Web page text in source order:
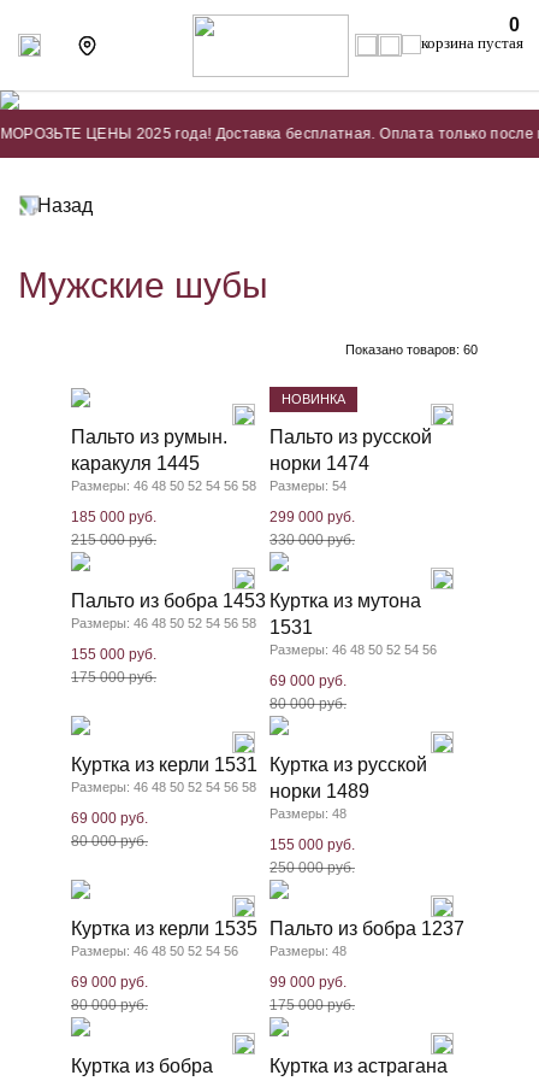
0
ЦЕНЫ 2025 года! Доставка бесплатная. Оплата только после
Назад
Мужские шубы
Показано товаров: 60
Пальто из румын.
каракуля 1445
Размеры: 46 48 50 52 54 56 58
185 000 руб.
215 000 руб.
НОВИНКА
Пальто из русской
норки 1474
Размеры: 54
299 000 руб.
330 000 руб.
Пальто из бобра 1453
Размеры: 46 48 50 52 54 56 58
155 000 руб.
175 000 руб.
Куртка из мутона
1531
Размеры: 46 48 50 52 54 56
69 000 руб.
80 000 руб.
Куртка из керли 1531
Размеры: 46 48 50 52 54 56 58
69 000 руб.
80 000 руб.
Куртка из русской
норки 1489
Размеры: 48
155 000 руб.
250 000 руб.
Куртка из керли 1535
Размеры: 46 48 50 52 54 56
69 000 руб.
80 000 руб.
Пальто из бобра 1237
Размеры: 48
99 000 руб.
175 000 руб.
Куртка из бобра
Куртка из астрагана